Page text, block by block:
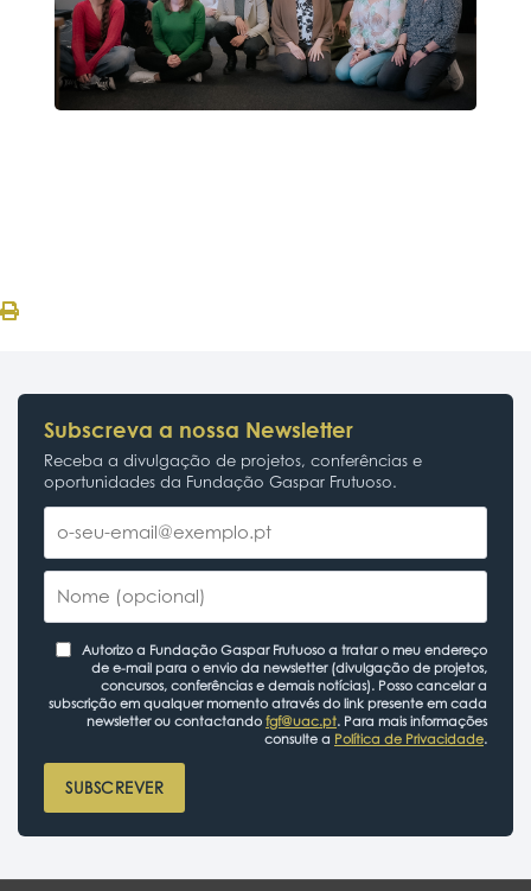
Subscreva a nossa Newsletter
Receba a divulgação de projetos, conferências e
oportunidades da Fundação Gaspar Frutuoso.
Autorizo a Fundação Gaspar Frutuoso a tratar o meu endereço
de e-mail para o envio da newsletter (divulgação de projetos,
concursos, conferências e demais notícias). Posso cancelar a
subscrição em qualquer momento através do link presente em cada
newsletter ou contactando fgf@uac.pt. Para mais informações
consulte a Política de Privacidade.
SUBSCREVER